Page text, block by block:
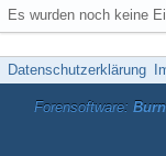
Es wurden noch keine
Datenschutzerklärung
Forensoftware: